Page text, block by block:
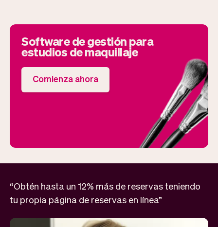
Software de gestión para
estudios de maquillaje
Comienza ahora
“Obtén hasta un 12% más de reservas teniendo
tu propia página de reservas en línea”